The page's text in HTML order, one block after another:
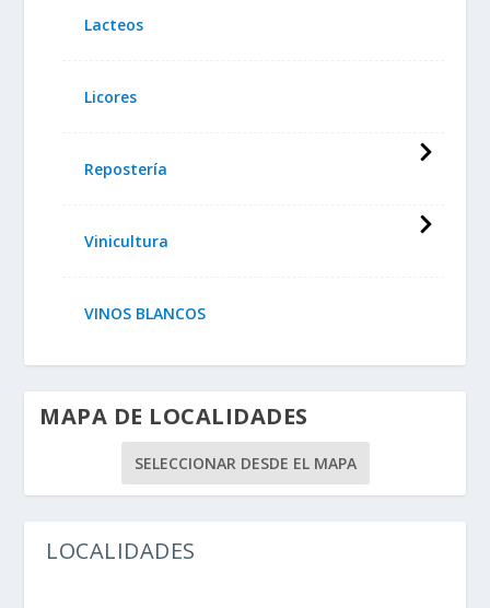
Lacteos
Licores
Repostería
Vinicultura
VINOS BLANCOS
MAPA DE LOCALIDADES
SELECCIONAR DESDE EL MAPA
LOCALIDADES